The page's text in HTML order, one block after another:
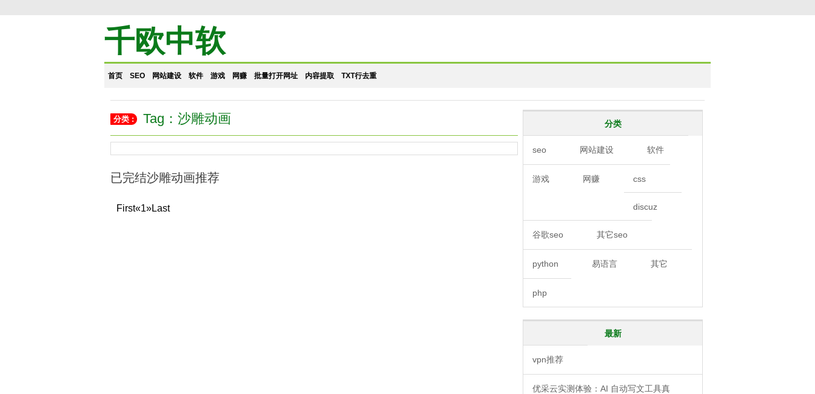
千欧中软
首页 SEO 网站建设 软件 游戏 网赚 批量打开网址 内容提取 TXT行去重
分类 : Tag：沙雕动画
已完结沙雕动画推荐
First«1»Last
分类
seo 网站建设 软件
游戏 网赚 css
discuz
谷歌seo 其它seo
python 易语言 其它
php
最新
vpn推荐
优采云实测体验：AI 自动写文工具真